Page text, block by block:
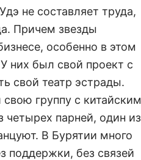
не составляет труда,
Причем звезды
особенно в этом
них был свой проект с
свой театр эстрады.
группу с китайским
парней, один из
В Бурятии много
поддержки, без связей